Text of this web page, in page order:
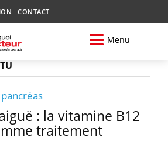
CONTACT
Menu
: la vitamine B12
traitement